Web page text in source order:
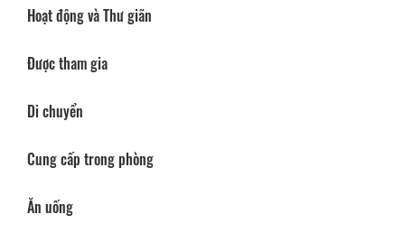
Hoạt động và Thư giãn
Được tham gia
Di chuyển
Cung cấp trong phòng
Ăn uống